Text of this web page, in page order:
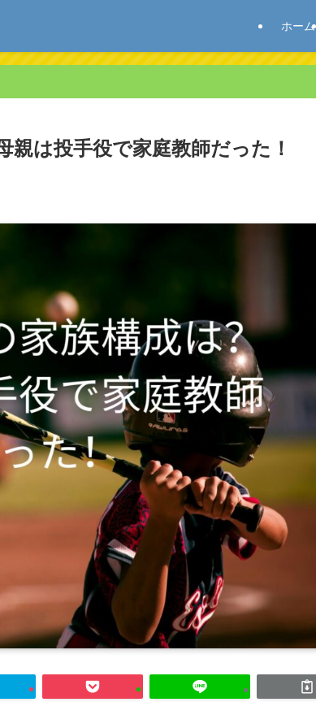
ホーム
親は投手役で家庭教師だった！